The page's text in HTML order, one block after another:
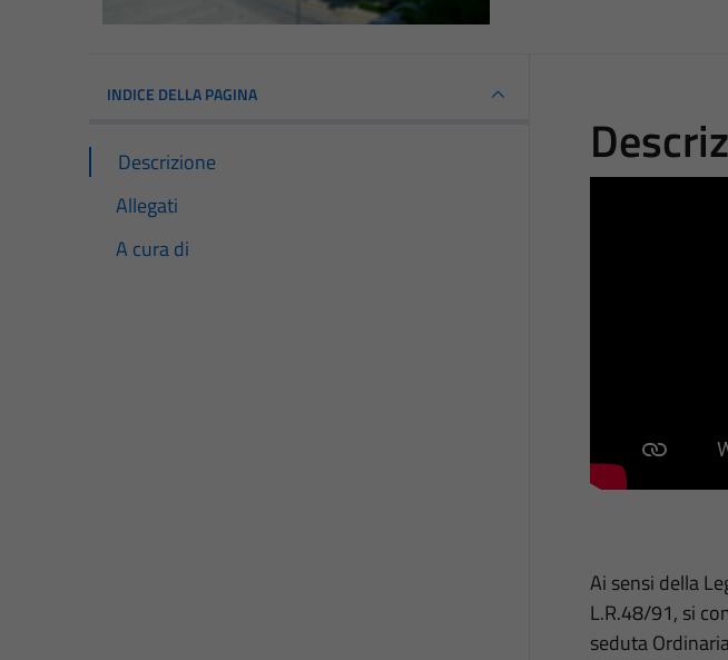
INDICE DELLA PAGINA
Descrizione
Allegati
A cura di
Ai sensi della
L.R.48/91, si
seduta